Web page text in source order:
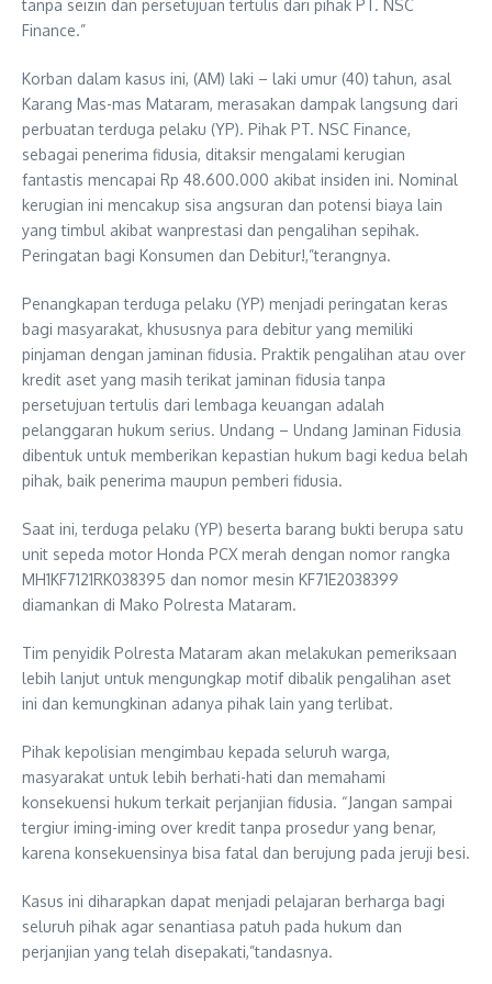
tanpa seizin dan persetujuan tertulis dari pihak PT. NSC
Finance.”
Korban dalam kasus ini, (AM) laki – laki umur (40) tahun, asal
Karang Mas-mas Mataram, merasakan dampak langsung dari
perbuatan terduga pelaku (YP). Pihak PT. NSC Finance,
sebagai penerima fidusia, ditaksir mengalami kerugian
fantastis mencapai Rp 48.600.000 akibat insiden ini. Nominal
kerugian ini mencakup sisa angsuran dan potensi biaya lain
yang timbul akibat wanprestasi dan pengalihan sepihak.
Peringatan bagi Konsumen dan Debitur!,”terangnya.
Penangkapan terduga pelaku (YP) menjadi peringatan keras
bagi masyarakat, khususnya para debitur yang memiliki
pinjaman dengan jaminan fidusia. Praktik pengalihan atau over
kredit aset yang masih terikat jaminan fidusia tanpa
persetujuan tertulis dari lembaga keuangan adalah
pelanggaran hukum serius. Undang – Undang Jaminan Fidusia
dibentuk untuk memberikan kepastian hukum bagi kedua belah
pihak, baik penerima maupun pemberi fidusia.
Saat ini, terduga pelaku (YP) beserta barang bukti berupa satu
unit sepeda motor Honda PCX merah dengan nomor rangka
MH1KF7121RK038395 dan nomor mesin KF71E2038399
diamankan di Mako Polresta Mataram.
Tim penyidik Polresta Mataram akan melakukan pemeriksaan
lebih lanjut untuk mengungkap motif dibalik pengalihan aset
ini dan kemungkinan adanya pihak lain yang terlibat.
Pihak kepolisian mengimbau kepada seluruh warga,
masyarakat untuk lebih berhati-hati dan memahami
konsekuensi hukum terkait perjanjian fidusia. “Jangan sampai
tergiur iming-iming over kredit tanpa prosedur yang benar,
karena konsekuensinya bisa fatal dan berujung pada jeruji besi.
Kasus ini diharapkan dapat menjadi pelajaran berharga bagi
seluruh pihak agar senantiasa patuh pada hukum dan
perjanjian yang telah disepakati,”tandasnya.